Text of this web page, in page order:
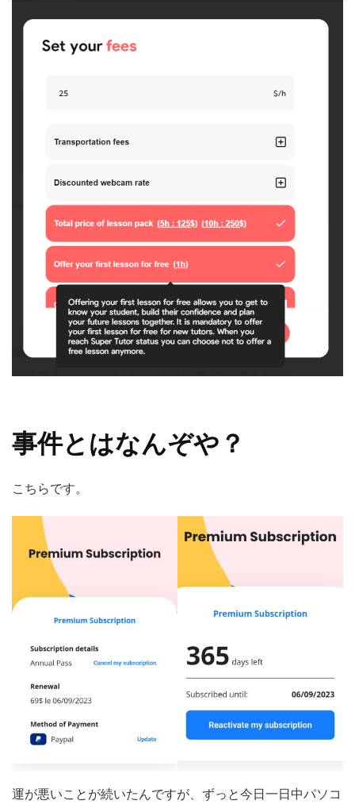
事件とはなんぞや？
こちらです。
運が悪いことが続いたんですが、ずっと今日一日中パソコ